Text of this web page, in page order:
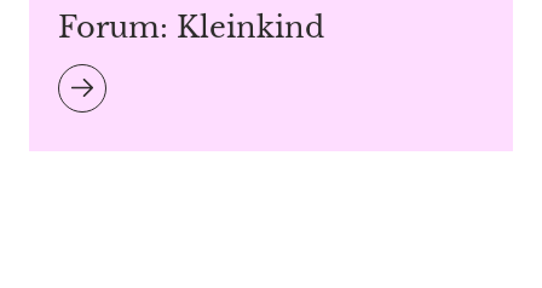
Forum: Kleinkind